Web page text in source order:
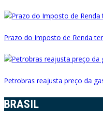
Prazo do Imposto de Renda
Petrobras reajusta preço da
BRASIL